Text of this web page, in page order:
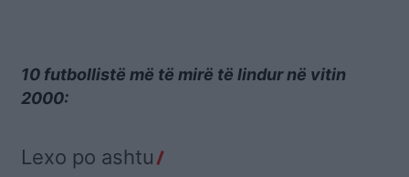
10 futbollistë më të mirë të lindur në vitin
2000:
Lexo po ashtu